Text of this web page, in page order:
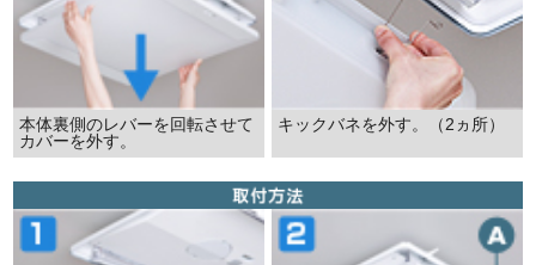
本体裏側のレバーを回転させて
カバーを外す。
キックバネを外す。（2ヵ所）